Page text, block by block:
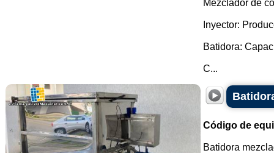
Mezclador de
Inyector:
Batidora:
C...
Código de
Batidora